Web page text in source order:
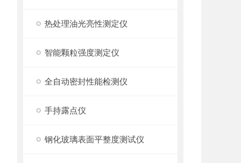
热处理油光亮性测定仪
智能颗粒强度测定仪
全自动密封性能检测仪
手持露点仪
钢化玻璃表面平整度测试仪